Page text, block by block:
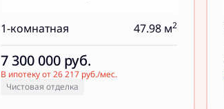
1-комнатная 47.98 м2
7 300 000 руб.
В ипотеку от 26 217 руб./мес.
Чистовая отделка